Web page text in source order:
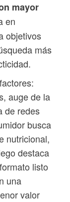
mayor
en
objetivos
más
auge de la
de redes
busca
nutricional,
destaca
listo
una
valor